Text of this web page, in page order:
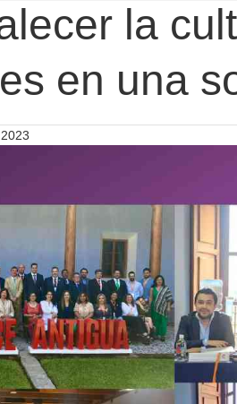
la
en una